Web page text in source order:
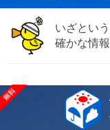
いざとい
確かな情